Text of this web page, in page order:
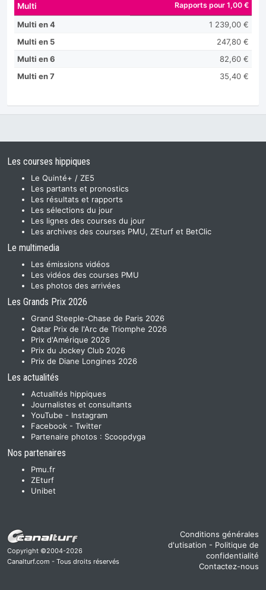
Multi Rapports pour 1,00 €
Multi en 4
1 239,00 €
Multi en 5
247,80 €
Multi en 6
82,60 €
Multi en 7
35,40 €
Les courses hippiques
Le Quinté+ / ZE5
Les partants et pronostics
Les résultats et rapports
Les sélections du jour
Les lignes des courses du jour
Les archives des courses PMU, ZEturf et BetClic
Le multimedia
Les émissions vidéos
Les vidéos des courses PMU
Les photos des arrivées
Les Grands Prix 2026
Grand Steeple-Chase de Paris 2026
Qatar Prix de l'Arc de Triomphe 2026
Prix d'Amérique 2026
Prix du Jockey Club 2026
Prix de Diane Longines 2026
Les actualités
Actualités hippiques
Journalistes et consultants
YouTube - Instagram
Facebook - Twitter
Partenaire photos : Scoopdyga
Nos partenaires
Pmu.fr
ZEturf
Unibet
Copyright ©2004-2026
Canalturf.com - Tous droits réservés
Conditions générales
d'utisation - Politique de
confidentialité
Contactez-nous